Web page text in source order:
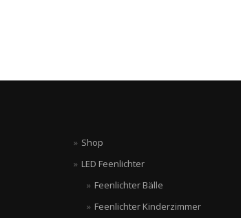
Shop
LED Feenlichter
Feenlichter Bälle
Feenlichter Kinderzimmer